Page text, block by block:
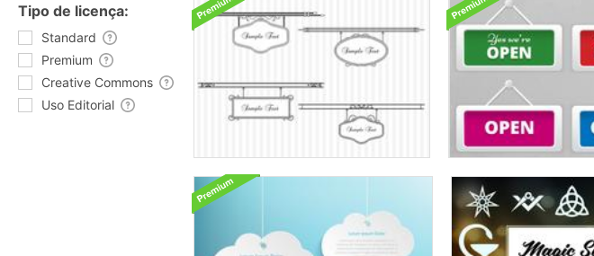
Tipo de licença:
Standard
Premium
Creative Commons
Uso Editorial